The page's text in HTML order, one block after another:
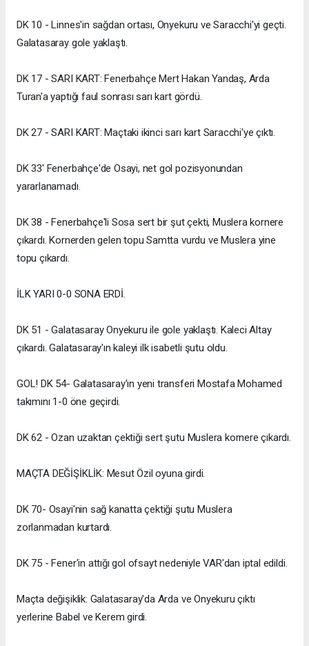
DK 10 - Linnes'in sağdan ortası, Onyekuru ve Saracchi'yi geçti.
Galatasaray gole yaklaştı.
DK 17 - SARI KART: Fenerbahçe Mert Hakan Yandaş, Arda
Turan'a yaptığı faul sonrası sarı kart gördü.
DK 27 - SARI KART: Maçtaki ikinci sarı kart Saracchi'ye çıktı.
DK 33' Fenerbahçe'de Osayi, net gol pozisyonundan
yararlanamadı.
DK 38 - Fenerbahçe'li Sosa sert bir şut çekti, Muslera kornere
çıkardı. Kornerden gelen topu Samtta vurdu ve Muslera yine
topu çıkardı.
İLK YARI 0-0 SONA ERDİ.
DK 51 - Galatasaray Onyekuru ile gole yaklaştı. Kaleci Altay
çıkardı. Galatasaray'ın kaleyi ilk isabetli şutu oldu.
GOL! DK 54- Galatasaray'ın yeni transferi Mostafa Mohamed
takımını 1-0 öne geçirdi.
DK 62 - Ozan uzaktan çektiği sert şutu Muslera kornere çıkardı.
MAÇTA DEĞİŞİKLİK: Mesut Özil oyuna girdi.
DK 70- Osayi'nin sağ kanatta çektiği şutu Muslera
zorlanmadan kurtardı.
DK 75 - Fener'in attığı gol ofsayt nedeniyle VAR'dan iptal edildi.
Maçta değişiklik: Galatasaray'da Arda ve Onyekuru çıktı
yerlerine Babel ve Kerem girdi.